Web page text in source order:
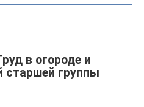
в огороде и
старшей группы